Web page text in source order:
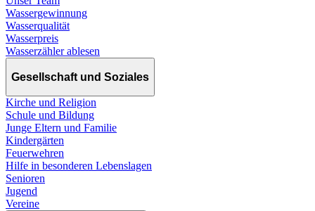
Wassergewinnung
Wasserqualität
Wasserpreis
Wasserzähler ablesen
Gesellschaft und Soziales
Kirche und Religion
Schule und Bildung
Junge Eltern und Familie
Kindergärten
Feuerwehren
Hilfe in besonderen Lebenslagen
Senioren
Jugend
Vereine